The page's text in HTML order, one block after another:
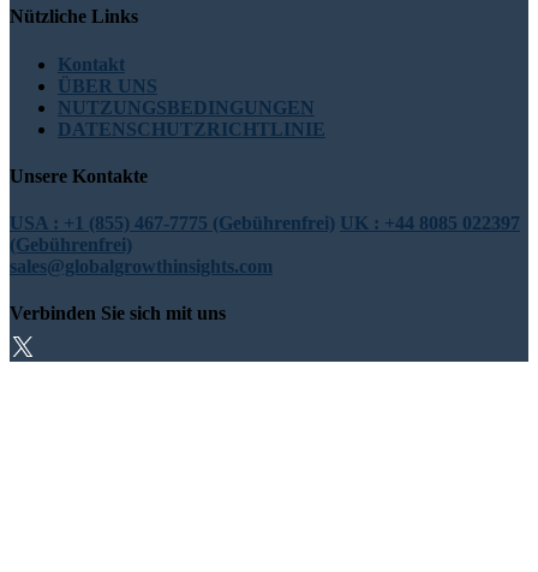
Nützliche Links
Kontakt
ÜBER UNS
NUTZUNGSBEDINGUNGEN
DATENSCHUTZRICHTLINIE
Unsere Kontakte
USA : +1 (855) 467-7775 (Gebührenfrei) UK : +44 8085 022397
(Gebührenfrei)
sales@globalgrowthinsights.com
Verbinden Sie sich mit uns